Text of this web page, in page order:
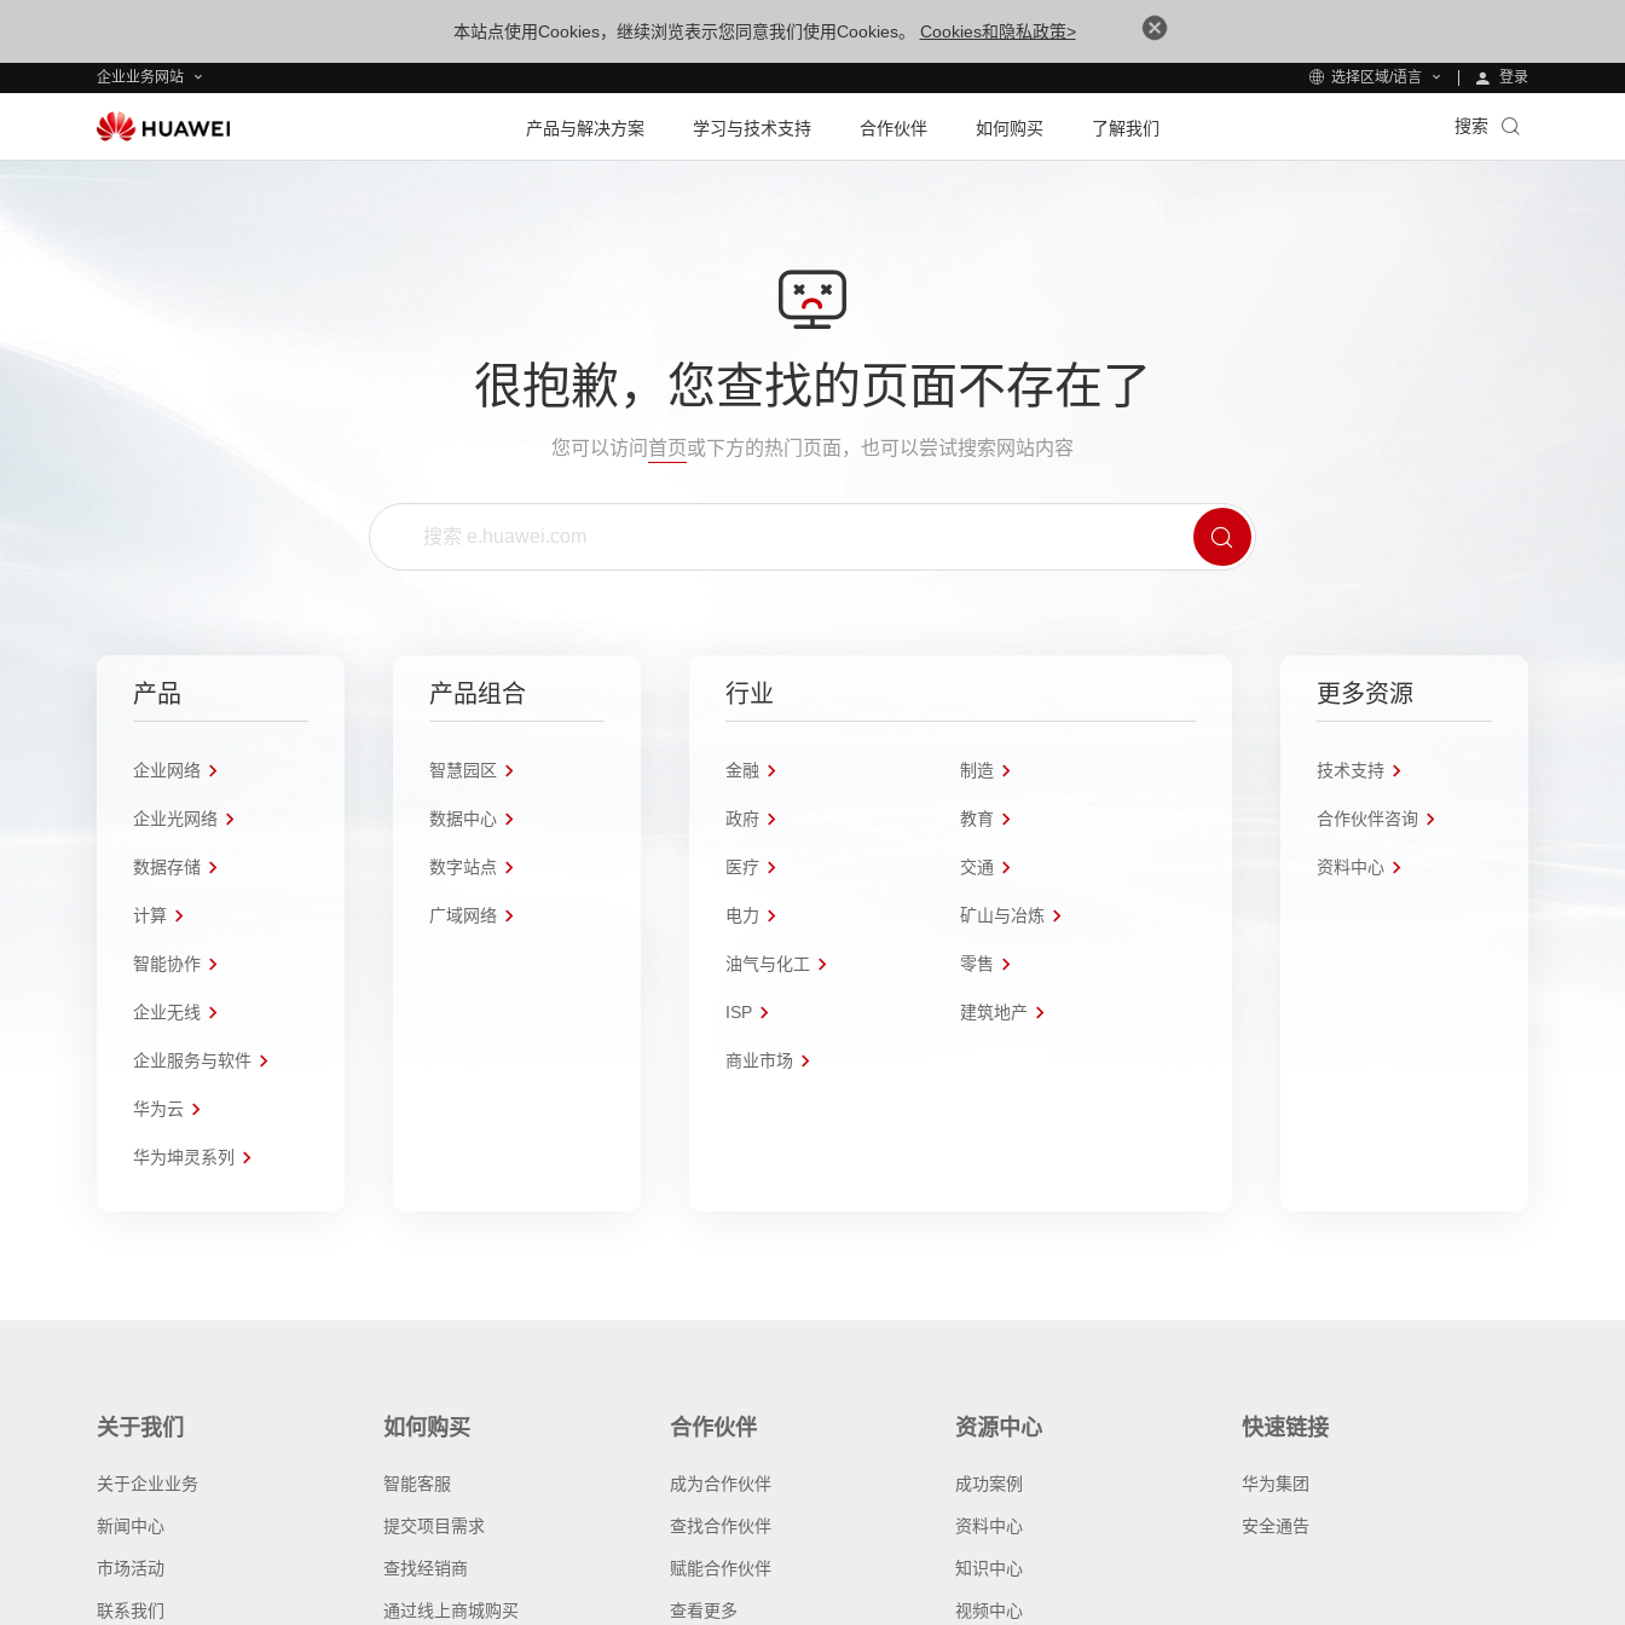
本站点使用Cookies，继续浏览表示您同意我们使用Cookies。 Cookies和隐私政策>
企业业务网站 选择区域/语言 登录
产品与解决方案 学习与技术支持 合作伙伴 如何购买 了解我们 搜索
很抱歉，您查找的页面不存在了
您可以访问 首页或下方的热门页面，也可以尝试搜索网站内容
产品
企业网络
企业光网络
数据存储
计算
智能协作
企业无线
企业服务与软件
华为云
华为坤灵系列
产品组合
智慧园区
数据中心
数字站点
广域网络
行业
金融 制造
政府 教育
医疗 交通
电力 矿山与冶炼
油气与化工 零售
ISP 建筑地产
商业市场
更多资源
技术支持
合作伙伴咨询
资料中心
关于我们
关于企业业务
新闻中心
市场活动
联系我们
如何购买
智能客服
提交项目需求
查找经销商
通过线上商城购买
合作伙伴
成为合作伙伴
查找合作伙伴
赋能合作伙伴
查看更多
资源中心
成功案例
资料中心
知识中心
视频中心
快速链接
华为集团
安全通告